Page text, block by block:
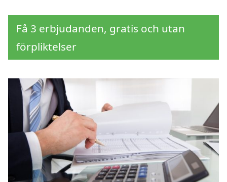
Få 3 erbjudanden, gratis och utan
förpliktelser